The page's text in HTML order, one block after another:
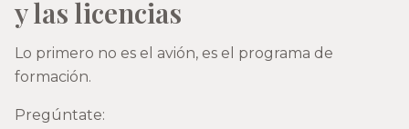
y las licencias
Lo primero no es el avión, es el programa de
formación.
Pregúntate: